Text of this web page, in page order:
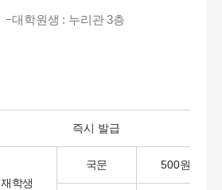
대학원생 : 누리관 3층
즉시 발급
재학생
국문 500원